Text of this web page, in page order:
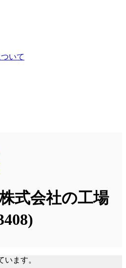
いて
式会社の工場
います。